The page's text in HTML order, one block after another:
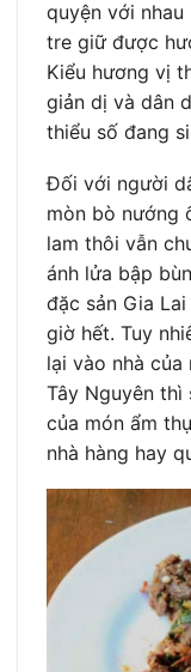
quyện với
tre giữ được
Kiểu hương vị
giản dị và dân
thiểu số đang
Đối với người
mòn bò nướng
lam thôi vẫn
ánh lửa bập
đặc sản Gia
giờ hết. Tuy
lại vào nhà
Tây Nguyên thì
của món ẩm
nhà hàng hay